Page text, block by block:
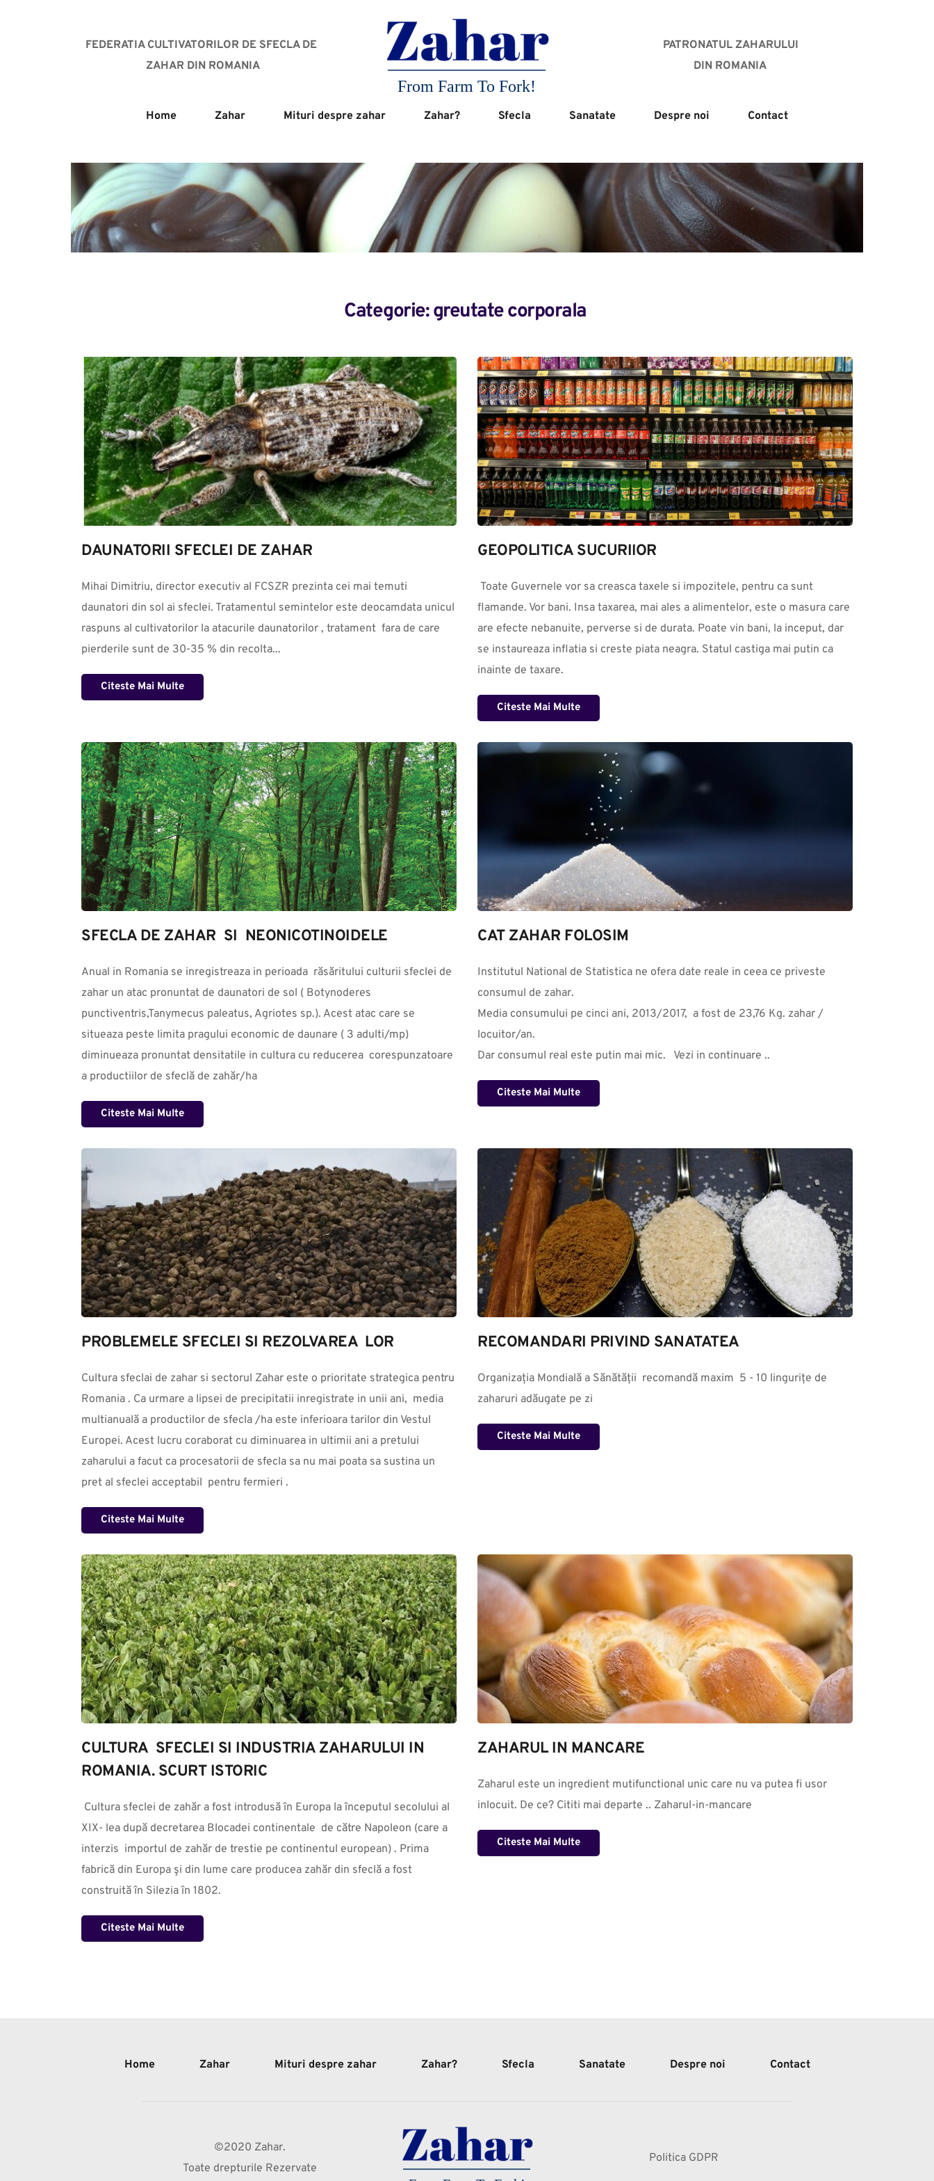
FEDERATIA CULTIVATORILOR DE SFECLA DE
ZAHAR DIN ROMANIA
From Farm To Fork!
PATRONATUL ZAHARULUI
DIN ROMANIA
Home Zahar Mituri despre zahar Zahar? Sfecla Sanatate Despre noi Contact
Categorie: greutate corporala
DAUNATORII SFECLEI DE ZAHAR
Mihai Dimitriu, director executiv al FCSZR prezinta cei mai temuti
daunatori din sol ai sfeclei. Tratamentul semintelor este deocamdata unicul
raspuns al cultivatorilor la atacurile daunatorilor , tratament  fara de care
pierderile sunt de 30-35 % din recolta...
Citeste Mai Multe
GEOPOLITICA SUCURIlOR
flamande. Vor bani. Insa taxarea, mai ales a alimentelor, este o masura care
are efecte nebanuite, perverse si de durata. Poate vin bani, la inceput, dar
se instaureaza inflatia si creste piata neagra. Statul castiga mai putin ca
inainte de taxare.
Citeste Mai Multe
SFECLA DE ZAHAR  SI  NEONICOTINOIDELE
Anual in Romania se inregistreaza in perioada  răsăritului culturii sfeclei de
zahar un atac pronuntat de daunatori de sol ( Botynoderes
punctiventris,Tanymecus paleatus, Agriotes sp.). Acest atac care se
situeaza peste limita pragului economic de daunare ( 3 adulti/mp)
diminueaza pronuntat densitatile in cultura cu reducerea  corespunzatoare
a productiilor de sfeclă de zahăr/ha
Citeste Mai Multe
CAT ZAHAR FOLOSIM
Institutul National de Statistica ne ofera date reale in ceea ce priveste
consumul de zahar.
Media consumului pe cinci ani, 2013/2017,  a fost de 23,76 Kg. zahar /
locuitor/an.
Dar consumul real este putin mai mic.   Vezi in continuare ..
Citeste Mai Multe
PROBLEMELE SFECLEI SI REZOLVAREA  LOR
Cultura sfeclai de zahar si sectorul Zahar este o prioritate strategica pentru
Romania . Ca urmare a lipsei de precipitatii inregistrate in unii ani,  media
multianuală a productilor de sfecla /ha este inferioara tarilor din Vestul
Europei. Acest lucru coraborat cu diminuarea in ultimii ani a pretului
zaharului a facut ca procesatorii de sfecla sa nu mai poata sa sustina un
pret al sfeclei acceptabil  pentru fermieri .
Citeste Mai Multe
RECOMANDARI PRIVIND SANATATEA
Organizația Mondială a Sănătății  recomandă maxim  5 - 10 lingurițe de
zaharuri adăugate pe zi
Citeste Mai Multe
CULTURA  SFECLEI SI INDUSTRIA ZAHARULUI IN
ROMANIA. SCURT ISTORIC
XIX- lea după decretarea Blocadei continentale  de către Napoleon (care a
interzis  importul de zahăr de trestie pe continentul european) . Prima
fabrică din Europa şi din lume care producea zahăr din sfeclă a fost
construită în Silezia în 1802.
Citeste Mai Multe
ZAHARUL IN MANCARE
Zaharul este un ingredient mutifunctional unic care nu va putea fi usor
inlocuit. De ce? Cititi mai departe .. Zaharul-in-mancare
Citeste Mai Multe
Home Zahar Mituri despre zahar Zahar? Sfecla Sanatate Despre noi Contact
©2020 Zahar.
Toate drepturile Rezervate
Politica GDPR